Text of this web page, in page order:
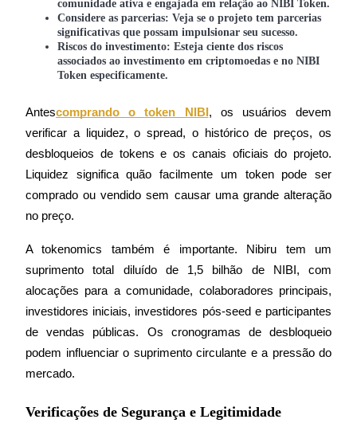
Deposit CASHCAT & Win
Share 500000 CASHCAT prize pool
Register & Trade to Win 500,000 USDT
Trade Gold & Silver · 33,333 USDT Bonus
USDT New User Exclusive 10% APR
USDT Flexible Staking | Daily Rewards
comunidade ativa e engajada em relação ao NIBI Token.
Considere as parcerias: Veja se o projeto tem parcerias
significativas que possam impulsionar seu sucesso.
Riscos do investimento: Esteja ciente dos riscos
associados ao investimento em criptomoedas e no NIBI
Token especificamente.
Antescomprando o token NIBI , os usuários devem
verificar a liquidez, o spread, o histórico de preços, os
desbloqueios de tokens e os canais oficiais do projeto.
Liquidez significa quão facilmente um token pode ser
comprado ou vendido sem causar uma grande alteração
no preço.
A tokenomics também é importante. Nibiru tem um
suprimento total diluído de 1,5 bilhão de NIBI, com
alocações para a comunidade, colaboradores principais,
investidores iniciais, investidores pós-seed e participantes
de vendas públicas. Os cronogramas de desbloqueio
podem influenciar o suprimento circulante e a pressão do
mercado.
Verificações de Segurança e Legitimidade